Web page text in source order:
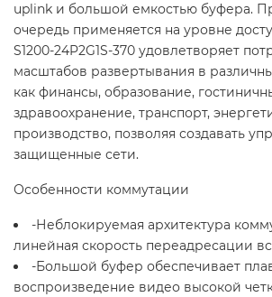
uplink и большой емкостью буфера.
очередь применяется на уровне
S1200-24P2G1S-370 удовлетворяет
масштабов развертывания в
как финансы, образование,
здравоохранение, транспорт,
производство, позволяя создавать
защищенные сети.
Особенности коммутации
-Неблокируемая архитектура
линейная скорость переадресации
-Большой буфер обеспечивает
воспроизведение видео высокой